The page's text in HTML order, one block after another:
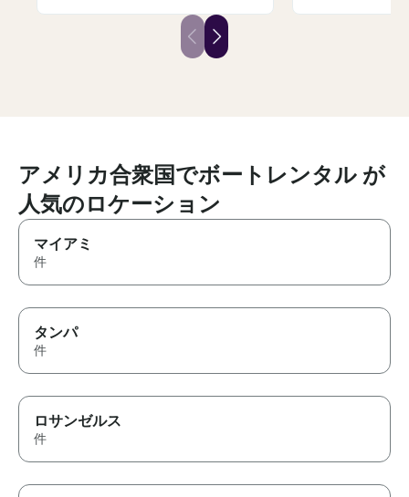
desired locations, providing
commentary along the way and
tirelessly answering all our silly
incredible
care of from
you’re looking
couldn’t
cherish for
アメリカ合衆国でボートレンタル が
人気のロケーション
マイアミ
件
タンパ
件
ロサンゼルス
件